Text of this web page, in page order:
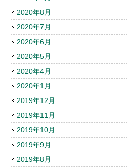
2020年8月
2020年7月
2020年6月
2020年5月
2020年4月
2020年1月
2019年12月
2019年11月
2019年10月
2019年9月
2019年8月